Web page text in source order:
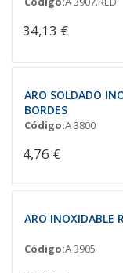
34,13 €
ARO SOLDADO
BORDES
Código:A 3800
4,76 €
ARO INOXIDABLE
Código:A 3905